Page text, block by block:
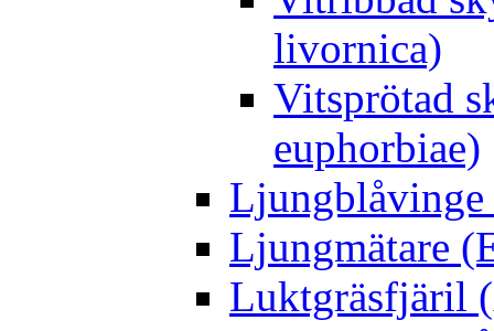
livornica)
Vitsprötad
euphorbiae)
Ljungblåvinge
Ljungmätare
Luktgräsfjäril